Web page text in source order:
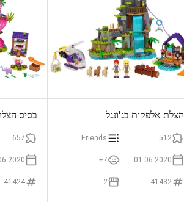
הצלת אלפקות בג'ונגל
512
Friends
01.06.2020
7+
41432
2
בסיס
657
41424